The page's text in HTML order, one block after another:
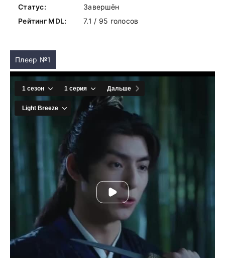
Статус:
Завершён
Рейтинг MDL:
7.1 / 95 голосов
Плеер №1